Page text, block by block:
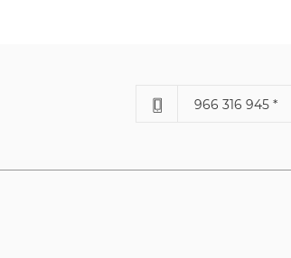
966 316 945 *